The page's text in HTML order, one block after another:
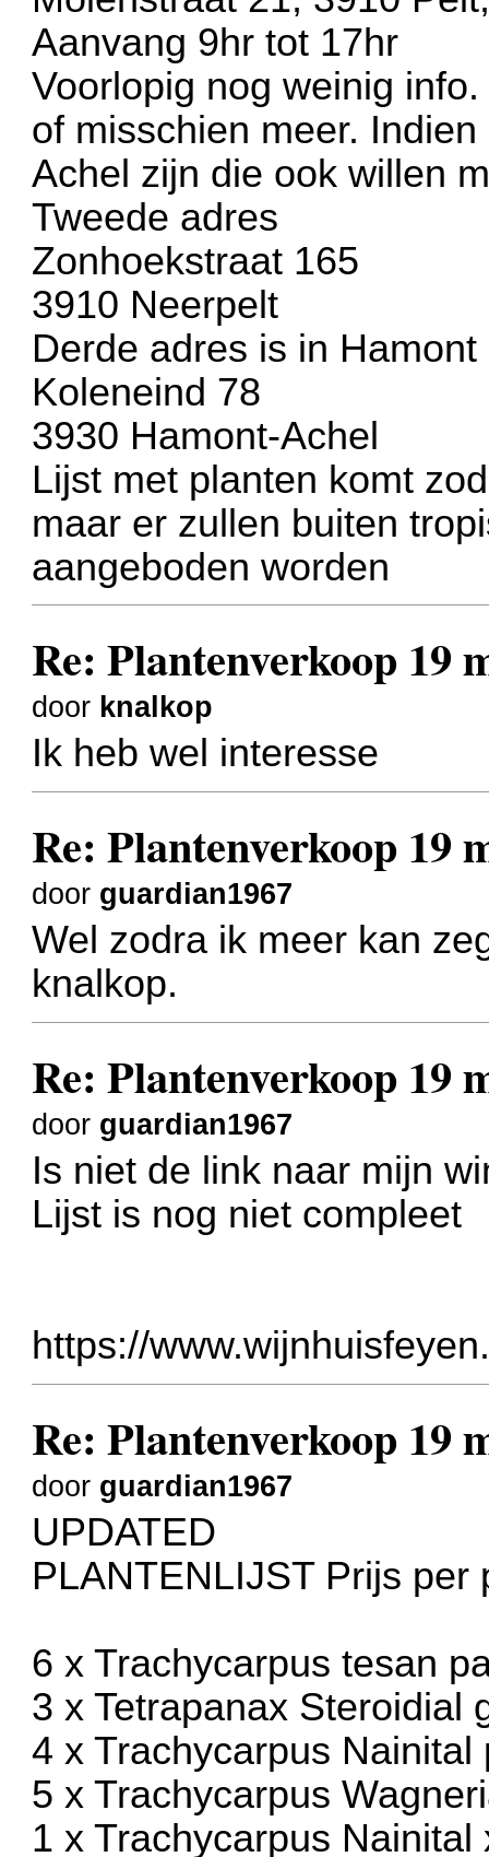
Aanvang 9hr tot 17hr
Voorlopig nog weinig
of misschien meer.
Achel zijn die ook willen
Tweede adres
Zonhoekstraat 165
3910 Neerpelt
Derde adres is in Hamont
Koleneind 78
3930 Hamont-Achel
Lijst met planten komt
maar er zullen buiten
aangeboden worden
Re: Plantenverkoop 19
door knalkop
Ik heb wel interesse
Re: Plantenverkoop 19
door guardian1967
Wel zodra ik meer kan
knalkop.
Re: Plantenverkoop 19
door guardian1967
Is niet de link naar mijn
Lijst is nog niet compleet
https://
Re: Plantenverkoop 19
door guardian1967
UPDATED
PLANTENLIJST Prijs per
6 x Trachycarpus tesan
3 x Tetrapanax Steroidial
4 x Trachycarpus
5 x Trachycarpus
1 x Trachycarpus